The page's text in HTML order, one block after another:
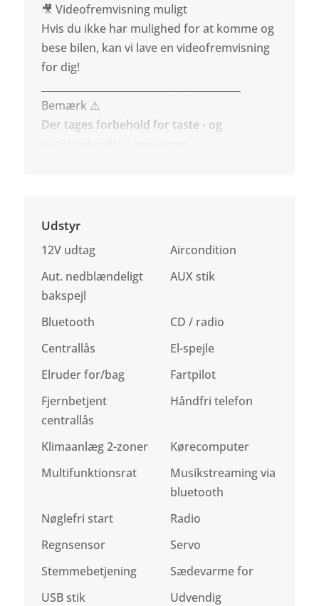
🎥 Videofremvisning muligt
Hvis du ikke har mulighed for at komme og
bese bilen, kan vi lave en videofremvisning
for dig!
Bemærk ⚠️
Der tages forbehold for taste - og
Udstyr
12V udtag
Aircondition
Aut. nedblændeligt
bakspejl
AUX stik
Bluetooth
CD / radio
Centrallås
El-spejle
Elruder for/bag
Fartpilot
Fjernbetjent
centrallås
Håndfri telefon
Klimaanlæg 2-zoner
Kørecomputer
Multifunktionsrat
Musikstreaming via
bluetooth
Nøglefri start
Radio
Regnsensor
Servo
Stemmebetjening
Sædevarme for
USB stik
Udvendig